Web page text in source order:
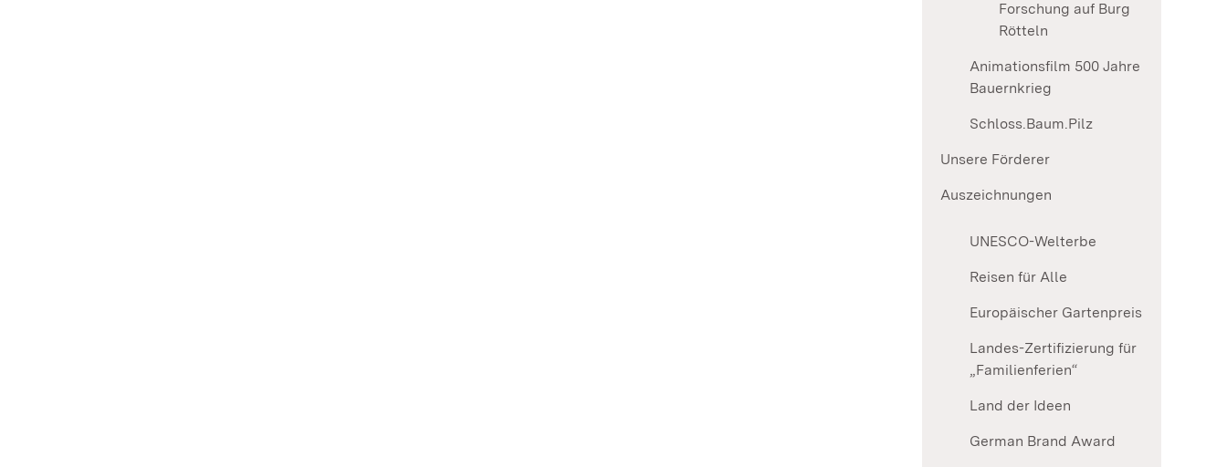
Forschung auf Burg
Rötteln
Animationsfilm 500 Jahre
Bauernkrieg
Schloss.Baum.Pilz
Unsere Förderer
Auszeichnungen
UNESCO-Welterbe
Reisen für Alle
Europäischer Gartenpreis
Landes-Zertifizierung für
„Familienferien“
Land der Ideen
German Brand Award